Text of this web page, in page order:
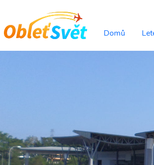
Domů